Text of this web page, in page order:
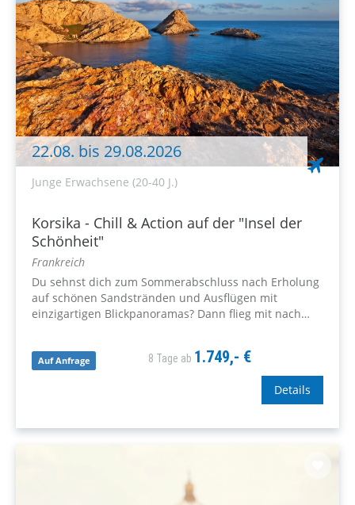
22.08. bis 29.08.2026
Junge Erwachsene (20-40 J.)
Korsika - Chill & Action auf der "Insel der
Schönheit"
Frankreich
Du sehnst dich zum Sommerabschluss nach Erholung
auf schönen Sandstränden und Ausflügen mit
einzigartigen Blickpanoramas? Dann flieg mit nach
Auf Anfrage 8 Tage ab 1.749,- €
Details